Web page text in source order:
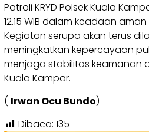
Patroli KRYD Polsek Kuala
12.15 WIB dalam keadaan
Kegiatan serupa akan terus
meningkatkan kepercayaan
menjaga stabilitas keamanan
Kuala Kampar.
( Irwan Ocu Bundo)
Dibaca: 135